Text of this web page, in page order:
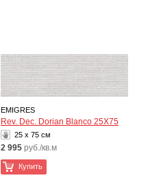
EMIGRES
Rev. Dec. Dorian Blanco 25X75
25 x 75 см
2 995 руб./кв.м
Купить